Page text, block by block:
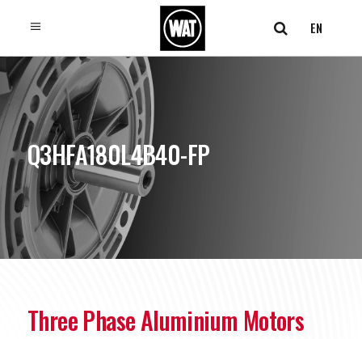
EN
Q3HFA180L4B40-FP
Three Phase Aluminium Motors